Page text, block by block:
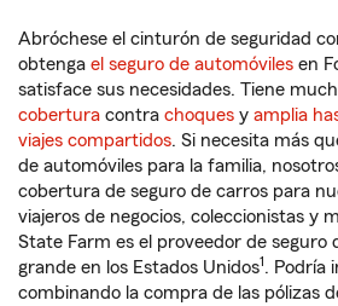
Abróchese el cinturón de seguridad
obtenga el seguro de automóviles en
satisface sus necesidades. Tiene
cobertura contra choques y amplia
viajes compartidos. Si necesita más
de automóviles para la familia,
cobertura de seguro de carros para
viajeros de negocios, coleccionistas y
State Farm es el proveedor de seguro
grande en los Estados Unidos1. Podría
combinando la compra de las pólizas